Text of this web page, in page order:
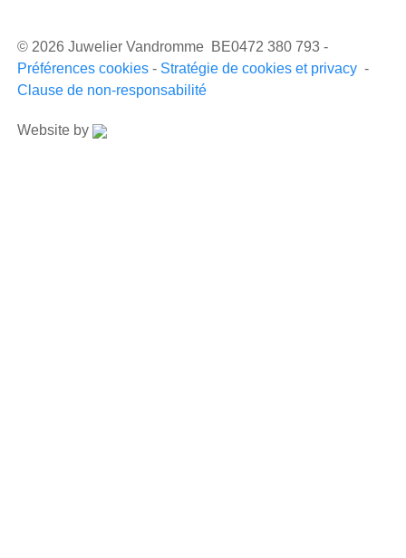
© 2026 Juwelier Vandromme BE0472 380 793 -
Préférences cookies - Stratégie de cookies et privacy -
Clause de non-responsabilité
Website by